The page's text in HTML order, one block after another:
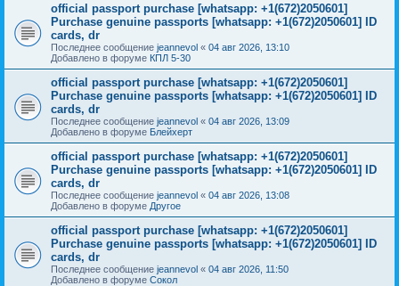
official passport purchase [whatsapp: +1(672)2050601]
Purchase genuine passports [whatsapp: +1(672)2050601] ID
cards, dr
Последнее сообщение jeannevol « 04 авг 2026, 13:10
Добавлено в форуме КПЛ 5-30
official passport purchase [whatsapp: +1(672)2050601]
Purchase genuine passports [whatsapp: +1(672)2050601] ID
cards, dr
Последнее сообщение jeannevol « 04 авг 2026, 13:09
Добавлено в форуме Блейхерт
official passport purchase [whatsapp: +1(672)2050601]
Purchase genuine passports [whatsapp: +1(672)2050601] ID
cards, dr
Последнее сообщение jeannevol « 04 авг 2026, 13:08
Добавлено в форуме Другое
official passport purchase [whatsapp: +1(672)2050601]
Purchase genuine passports [whatsapp: +1(672)2050601] ID
cards, dr
Последнее сообщение jeannevol « 04 авг 2026, 11:50
Добавлено в форуме Сокол